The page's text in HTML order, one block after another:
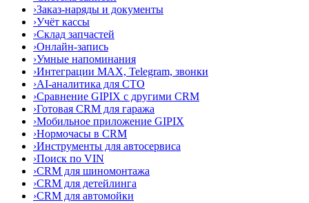
›Заказ-наряды и документы
›Учёт кассы
›Склад запчастей
›Онлайн-запись
›Умные напоминания
›Интеграции MAX, Telegram, звонки
›AI-аналитика для СТО
›Сравнение GIPIX с другими CRM
›Готовая CRM для гаража
›Мобильное приложение GIPIX
›Нормочасы в CRM
›Инструменты для автосервиса
›Поиск по VIN
›CRM для шиномонтажа
›CRM для детейлинга
›CRM для автомойки